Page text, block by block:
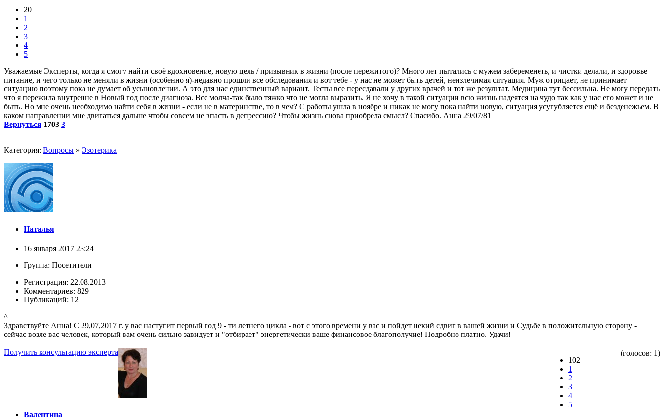
20
1
2
3
4
5
Уважаемые Эксперты, когда я смогу найти своё вдохновение, новую цель / призывник в жизни (после пережитого)? Много лет пытались с мужем забеременеть, и чистки делали, и здоровье
питание, и чего только не меняли в жизни (особенно я)-недавно прошли все обследования и вот тебе - у нас не может быть детей, неизлечимая ситуация. Муж отрицает, не принимает
ситуацию поэтому пока не думает об усыновлении. А это для нас единственный вариант. Тесты все пересдавали у других врачей и тот же результат. Медицина тут бессильна. Не могу передать
что я пережила внутренне в Новый год после диагноза. Все молча-так было тяжко что не могла выразить. Я не хочу в такой ситуации всю жизнь надеятся на чудо так как у нас его может и не
быть. Но мне очень необходимо найти себя в жизни - если не в материнстве, то в чем? С работы ушла в ноябре и никак не могу пока найти новую, ситуация усугубляется ещё и безденежьем. В
каком направлении мне двигаться дальше чтобы совсем не впасть в депрессию? Чтобы жизнь снова приобрела смысл? Спасибо. Анна 29/07/81
Вернуться 1703 3
Категория: Вопросы » Эзотерика
Наталья
16 января 2017 23:24
Группа: Посетители
Регистрация: 22.08.2013
Комментариев: 829
Публикаций: 12
^
Здравствуйте Анна! С 29,07,2017 г. у вас наступит первый год 9 - ти летнего цикла - вот с этого времени у вас и пойдет некий сдвиг в вашей жизни и Судьбе в положительную сторону -
сейчас возле вас человек, который вам очень сильно завидует и "отбирает" энергетически ваше финансовое благополучие! Подробно платно. Удачи!
Получить консультацию эксперта
102
1
2
3
4
5
(голосов: 1)
Валентина